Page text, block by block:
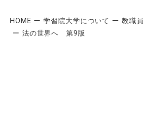
HOME 学習院大学について
教職
法の世界へ 第9版